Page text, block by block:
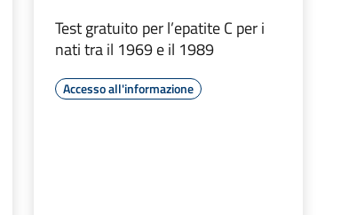
Test gratuito per l’epatite C per i
nati tra il 1969 e il 1989
Accesso all'informazione